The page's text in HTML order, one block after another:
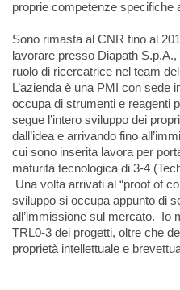
proprie competenze specifiche
Sono rimasta al CNR fino al
lavorare presso Diapath
ruolo di ricercatrice nel team
L’azienda è una PMI con sede
occupa di strumenti e reagenti
segue l’intero sviluppo dei
dall’idea e arrivando fino
cui sono inserita lavora per
maturità tecnologica di 3-4
Una volta arrivati al “proof of
sviluppo si occupa appunto di
all’immissione sul mercato. Io
TRL0-3 dei progetti, oltre che
proprietà intellettuale e